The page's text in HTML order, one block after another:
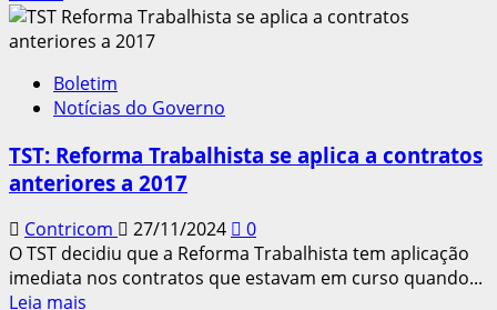
Boletim
Notícias do Governo
TST: Reforma Trabalhista se aplica a contratos
anteriores a 2017
Contricom 27/11/2024
0
O TST decidiu que a Reforma Trabalhista tem aplicação
imediata nos contratos que estavam em curso quando...
Leia mais